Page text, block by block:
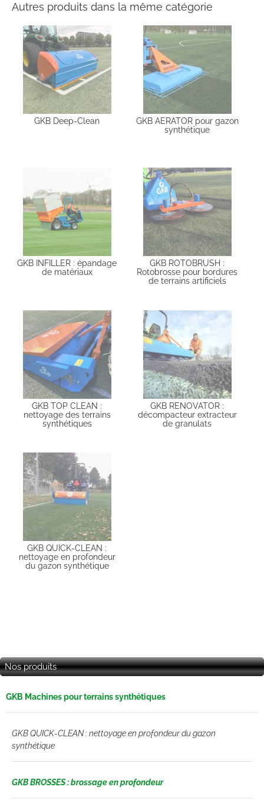
Autres produits dans la même catégorie
GKB Deep-Clean
GKB AERATOR pour gazon
synthétique
GKB INFILLER : épandage
de matériaux
GKB ROTOBRUSH :
Rotobrosse pour bordures
de terrains artificiels
GKB TOP CLEAN :
nettoyage des terrains
synthétiques
GKB RENOVATOR :
décompacteur extracteur
de granulats
GKB QUICK-CLEAN :
nettoyage en profondeur
du gazon synthétique
Nos produits
GKB Machines pour terrains synthétiques
GKB QUICK-CLEAN : nettoyage en profondeur du gazon
synthétique
GKB BROSSES : brossage en profondeur